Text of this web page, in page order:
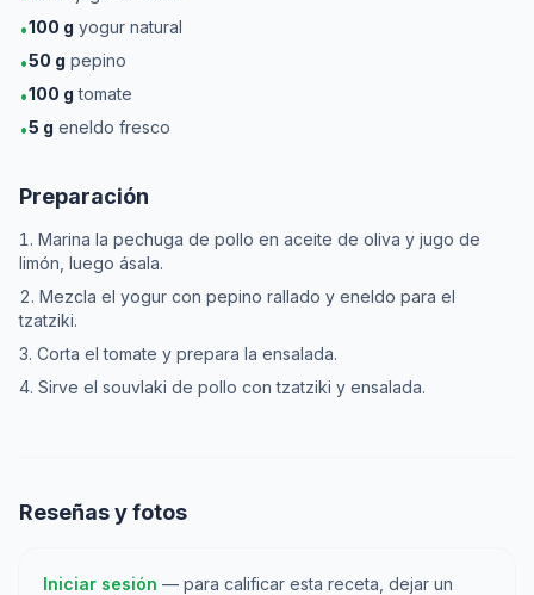
•100 g yogur natural
•50 g pepino
•100 g tomate
•5 g eneldo fresco
Preparación
Marina la pechuga de pollo en aceite de oliva y jugo de
limón, luego ásala.
Mezcla el yogur con pepino rallado y eneldo para el
tzatziki.
Corta el tomate y prepara la ensalada.
Sirve el souvlaki de pollo con tzatziki y ensalada.
Reseñas y fotos
Iniciar sesión — para calificar esta receta, dejar un